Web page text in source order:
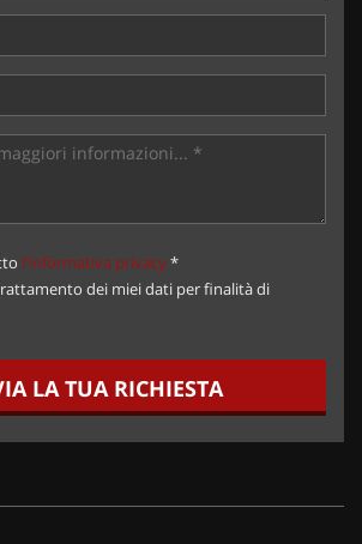
l'informativa privacy*
dei miei dati per finalità di
LA TUA RICHIESTA